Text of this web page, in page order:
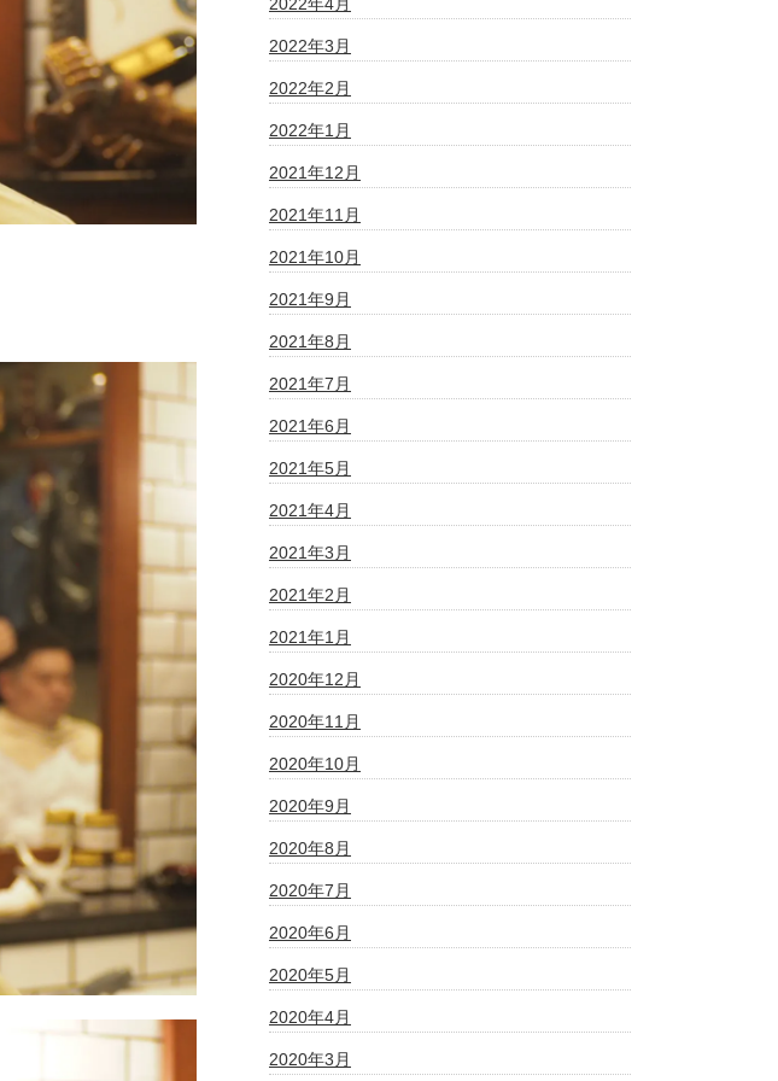
2022年3月
2022年2月
2022年1月
2021年12月
2021年11月
2021年10月
2021年9月
2021年8月
2021年7月
2021年6月
2021年5月
2021年4月
2021年3月
2021年2月
2021年1月
2020年12月
2020年11月
2020年10月
2020年9月
2020年8月
2020年7月
2020年6月
2020年5月
2020年4月
2020年3月